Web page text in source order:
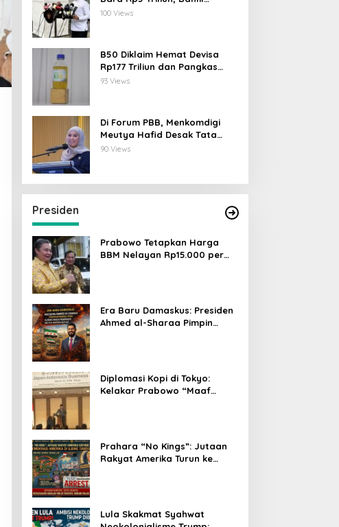
Lahadalia: ESDM Siap Berikan
100 Views
B50 Diklaim Hemat Devisa
Rp177 Triliun dan Pangkas
Emisi 44 Juta Ton CO₂
93 Views
Di Forum PBB, Menkomdigi
Meutya Hafid Desak Tata
Kelola AI Global Utamakan
90 Views
Presiden
Prabowo Tetapkan Harga
BBM Nelayan Rp15.000 per
Era Baru Damaskus: Presiden
Ahmed al-Sharaa Pimpin
Diplomasi Kopi di Tokyo:
Kelakar Prabowo “Maaf
Prahara “No Kings”: Jutaan
Rakyat Amerika Turun ke
Lula Skakmat Syahwat